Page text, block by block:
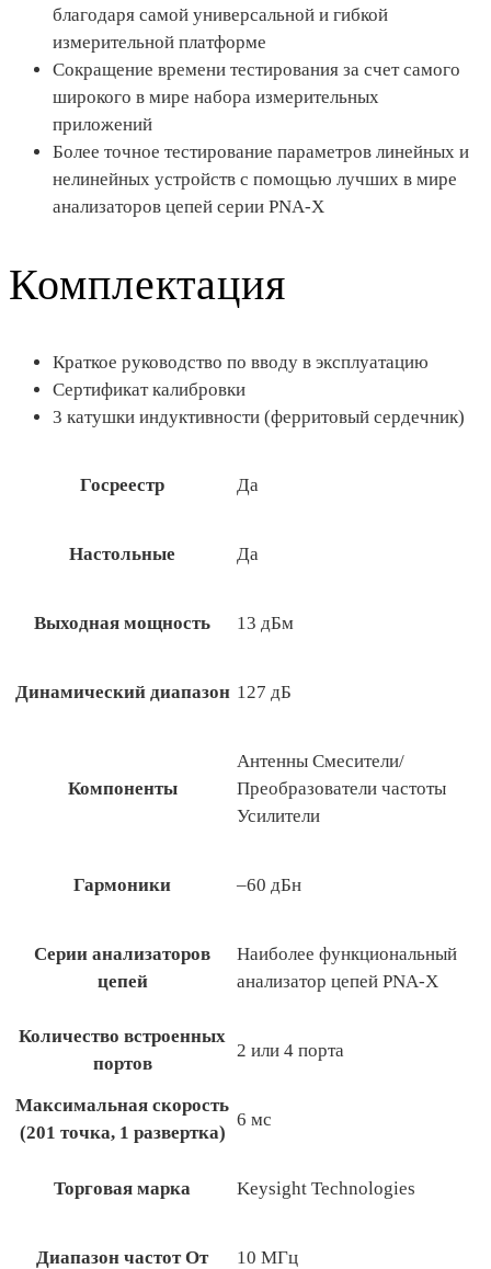
благодаря самой универсальной и гибкой
измерительной платформе
Сокращение времени тестирования за счет самого
широкого в мире набора измерительных
приложений
Более точное тестирование параметров линейных и
нелинейных устройств с помощью лучших в мире
анализаторов цепей серии PNA-X
Комплектация
Краткое руководство по вводу в эксплуатацию
Сертификат калибровки
3 катушки индуктивности (ферритовый сердечник)
Госреестр Да
Настольные Да
Выходная мощность 13 дБм
Динамический диапазон 127 дБ
Компоненты
Антенны Смесители/
Преобразователи частоты
Усилители
Гармоники –60 дБн
Серии анализаторов
цепей
Наиболее функциональный
анализатор цепей PNA-X
Количество встроенных
портов
2 или 4 порта
Максимальная скорость
(201 точка, 1 развертка)
6 мс
Торговая марка Keysight Technologies
Диапазон частот От 10 МГц